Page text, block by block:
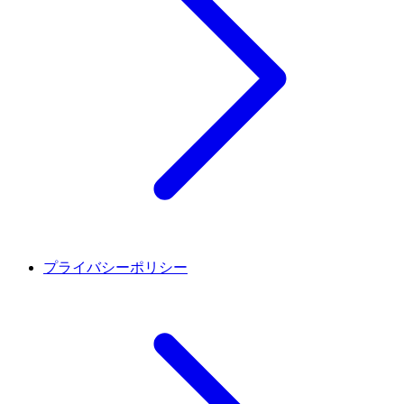
プライバシーポリシー